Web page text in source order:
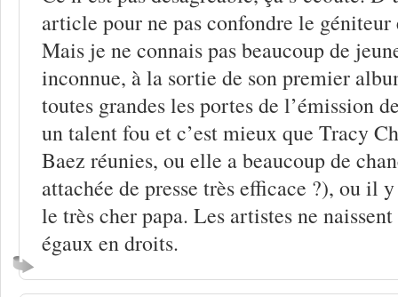
article pour ne pas confondre le géniteur
Mais je ne connais pas beaucoup de
inconnue, à la sortie de son premier
toutes grandes les portes de l’émission
un talent fou et c’est mieux que Tracy
Baez réunies, ou elle a beaucoup de
attachée de presse très efficace ?), ou il
le très cher papa. Les artistes ne
égaux en droits.